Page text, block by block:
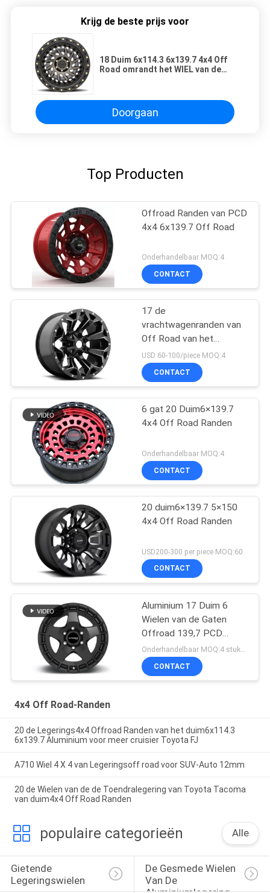
Krijg de beste prijs voor
18 Duim 6x114.3 6x139.7 4x4 Off
Road omrandt het WIEL van de
Doorgaan
Top Producten
Offroad Randen van PCD
4x4 6x139.7 Off Road
Onderhandelbaar MOQ:4
CONTACT
17 de
vrachtwagenranden van
Off Road van het
Duim4x4 6x139.7
goedkope aluminium
USD 60-100/piece MOQ:4
CONTACT
6 gat 20 Duim6×139.7
4x4 Off Road Randen
Onderhandelbaar MOQ:4
CONTACT
20 duim6×139.7 5×150
4x4 Off Road Randen
USD200-300 per piece MOQ:60
CONTACT
Aluminium 17 Duim 6
Wielen van de Gaten
Offroad 139,7 PCD
Legering
Onderhandelbaar MOQ:4 stukken
CONTACT
4x4 Off Road-Randen
20 de Legerings4x4 Offroad Randen van het duim6x114.3
6x139.7 Aluminium voor meer cruisier Toyota FJ
A710 Wiel 4 X 4 van Legeringsoff road voor SUV-Auto 12mm
20 de Wielen van de de Toendralegering van Toyota Tacoma
van duim4x4 Off Road Randen
populaire categorieën Alle
Gietende
Legeringswielen
De Gesmede Wielen
Van De